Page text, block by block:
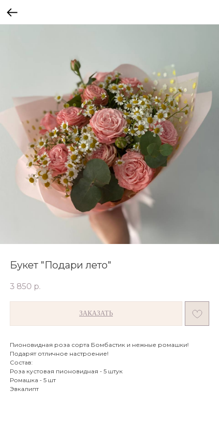
Букет "Подари лето"
3 850 р.
ЗАКАЗАТЬ
Пионовидная роза сорта Бомбастик и нежные ромашки!
Подарят отличное настроение!
Состав:
Роза кустовая пионовидная - 5 штук
Ромашка - 5 шт
Эвкалипт